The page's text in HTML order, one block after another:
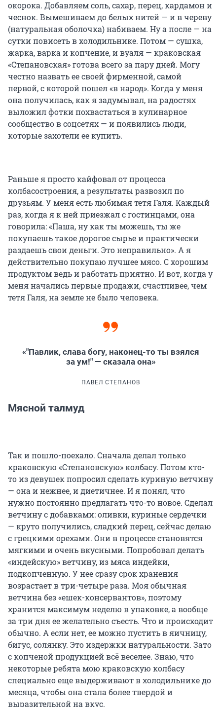
окорока. Добавляем соль, сахар, перец, кардамон и
чеснок. Вымешиваем до белых нитей — и в череву
(натуральная оболочка) набиваем. Ну а после — на
сутки повисеть в холодильнике. Потом — сушка,
жарка, варка и копчение, и вуаля — краковская
«Степановская» готова всего за пару дней. Могу
честно назвать ее своей фирменной, самой
первой, с которой пошел «в народ». Когда у меня
она получилась, как я задумывал, на радостях
выложил фотки похвастаться в кулинарное
сообщество в соцсетях — и появились люди,
которые захотели ее купить.
Раньше я просто кайфовал от процесса
колбасостроения, а результаты развозил по
друзьям. У меня есть любимая тетя Галя. Каждый
раз, когда я к ней приезжал с гостинцами, она
говорила: «Паша, ну как ты можешь, ты же
покупаешь такое дорогое сырье и практически
раздаешь свои деньги. Это неправильно». А я
действительно покупаю лучшее мясо. С хорошим
продуктом ведь и работать приятно. И вот, когда у
меня начались первые продажи, счастливее, чем
тетя Галя, на земле не было человека.
«"Павлик, слава богу, наконец-то ты взялся
за ум!" — сказала она»
ПАВЕЛ СТЕПАНОВ
Мясной талмуд
Так и пошло-поехало. Сначала делал только
краковскую «Степановскую» колбасу. Потом кто-
то из девушек попросил сделать куриную ветчину
— она и нежнее, и диетичнее. И я понял, что
нужно постоянно предлагать что-то новое. Сделал
ветчину с добавками: оливки, куриные сердечки
— круто получились, сладкий перец, сейчас делаю
с грецкими орехами. Они в процессе становятся
мягкими и очень вкусными. Попробовал делать
«индейскую» ветчину, из мяса индейки,
подкопченную. У нее сразу срок хранения
возрастает в три-четыре раза. Моя обычная
ветчина без «ешек-консервантов», поэтому
хранится максимум неделю в упаковке, а вообще
за три дня ее желательно съесть. Что и происходит
обычно. А если нет, ее можно пустить в яичницу,
бигус, солянку. Это издержки натуральности. Зато
с копченой продукцией всё веселее. Знаю, что
некоторые ребята мою краковскую колбасу
специально еще выдерживают в холодильнике до
месяца, чтобы она стала более твердой и
выразительной на вкус.